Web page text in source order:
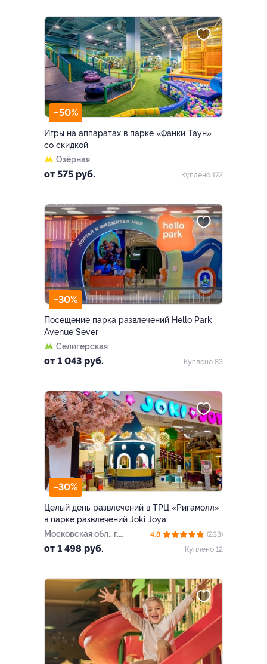
–50%
Игры на аппаратах в парке «Фанки Таун»
со скидкой
Озёрная
от 575 руб. Куплено 172
–30%
Посещение парка развлечений Hello Park
Avenue Sever
Селигерская
от 1 043 руб. Куплено 83
–30%
Целый день развлечений в ТРЦ «Ригамолл»
в парке развлечений Joki Joya
Московская обл., г.
Красногорск,
от 1 498 руб.
4.8
(233)
Куплено 12